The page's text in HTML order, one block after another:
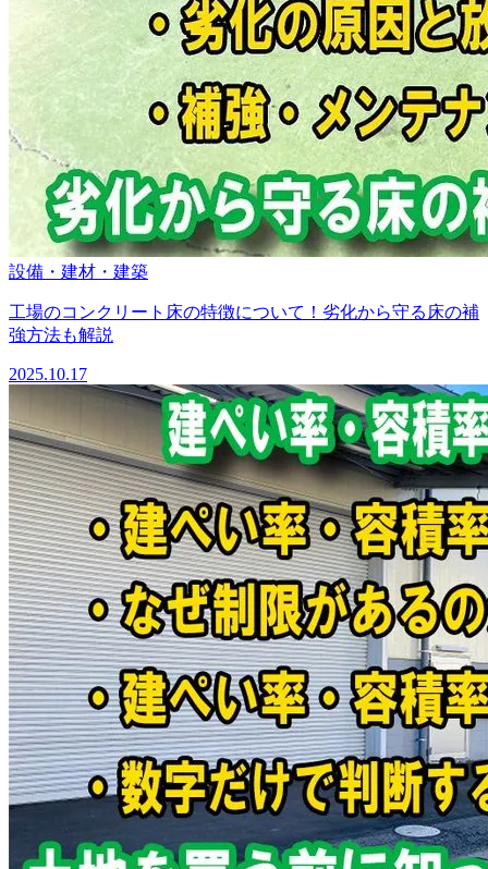
設備・建材・建築
工場のコンクリート床の特徴について！劣化から守る床の補
強方法も解説
2025.10.17